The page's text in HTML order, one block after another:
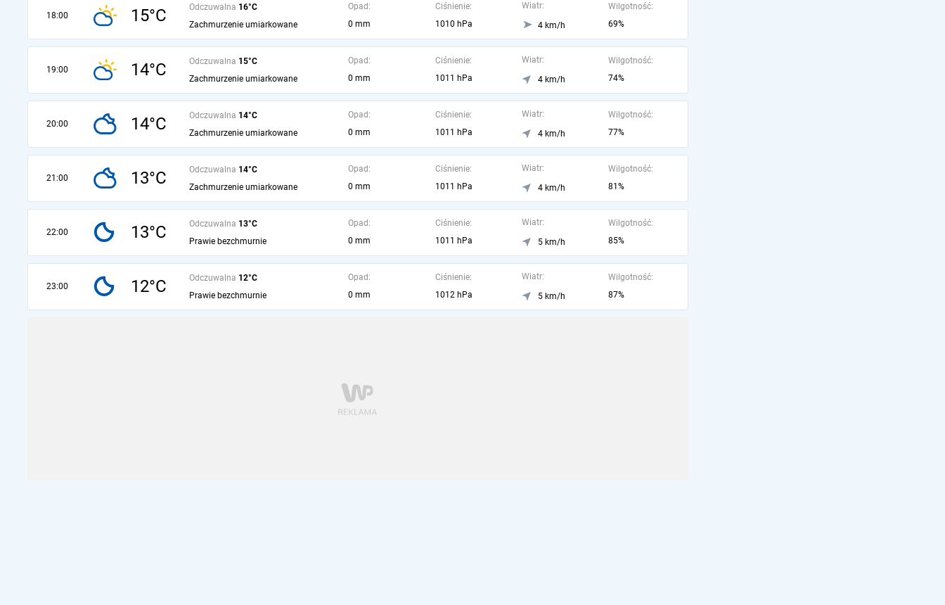
18:00 15°C Odczuwalna 16°C
Zachmurzenie umiarkowane
Opad:
0 mm
Ciśnienie:
1010 hPa
Wiatr:
4 km/h
Wilgotność:
69%
19:00 14°C Odczuwalna 15°C
Zachmurzenie umiarkowane
Opad:
0 mm
Ciśnienie:
1011 hPa
Wiatr:
4 km/h
Wilgotność:
74%
20:00 14°C Odczuwalna 14°C
Zachmurzenie umiarkowane
Opad:
0 mm
Ciśnienie:
1011 hPa
Wiatr:
4 km/h
Wilgotność:
77%
21:00 13°C Odczuwalna 14°C
Zachmurzenie umiarkowane
Opad:
0 mm
Ciśnienie:
1011 hPa
Wiatr:
4 km/h
Wilgotność:
81%
22:00 13°C Odczuwalna 13°C
Prawie bezchmurnie
Opad:
0 mm
Ciśnienie:
1011 hPa
Wiatr:
5 km/h
Wilgotność:
85%
23:00 12°C Odczuwalna 12°C
Prawie bezchmurnie
Opad:
0 mm
Ciśnienie:
1012 hPa
Wiatr:
5 km/h
Wilgotność:
87%